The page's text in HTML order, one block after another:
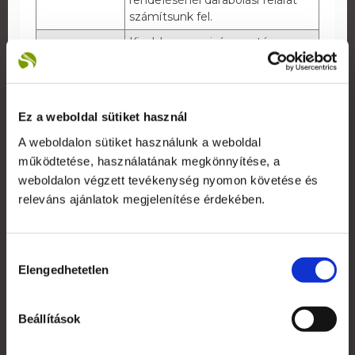
Ez a weboldal sütiket használ
A weboldalon sütiket használunk a weboldal
működtetése, használatának megkönnyítése, a
weboldalon végzett tevékenység nyomon követése és
releváns ajánlatok megjelenítése érdekében.
kiválasztása
Elengedhetetlen
Beállítások
számítsunk fel.
Gyártási idő
Kisebb mennyiség esetén a
nyomdakész anyag ellenőrzését,
Nagyobb mennyiség esetén
kérje ajánlatunkat!
Alapanyag
100 mikron vinyl fólia + 80
mikron laminálás
Matt vagy fényes laminálással is
rendelhető. Kérjük rendelésnél
Technológia